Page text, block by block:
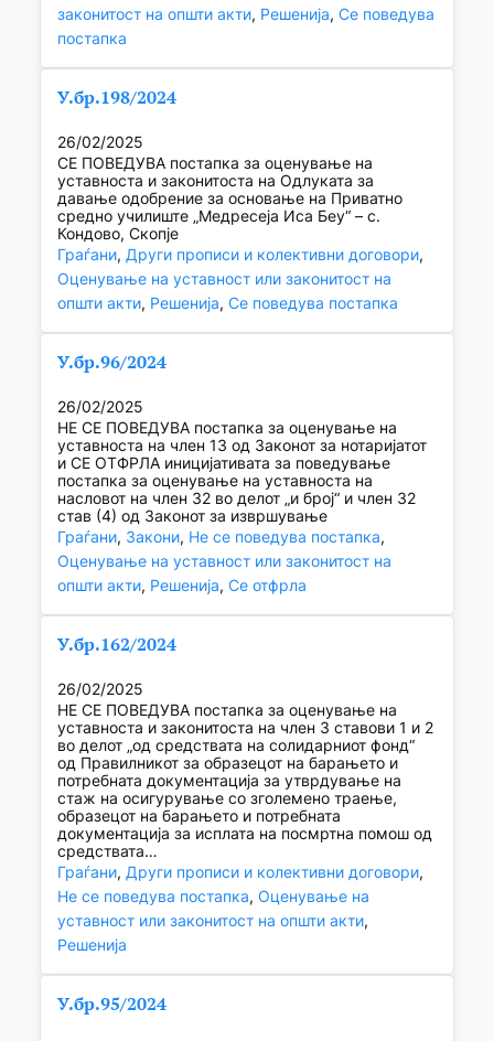
законитост на општи акти, Решенија, Се поведува
постапка
У.бр.198/2024
26/02/2025
СЕ ПОВЕДУВА постапка за оценување на
уставноста и законитоста на Одлуката за
давање одобрение за основање на Приватно
средно училиште „Медресеја Иса Беу“ – с.
Кондово, Скопје
Граѓани, Други прописи и колективни договори
Оценување на уставност или законитост на
општи акти, Решенија, Се поведува постапка
У.бр.96/2024
26/02/2025
НЕ СЕ ПОВЕДУВА постапка за оценување на
уставноста на член 13 од Законот за нотаријатот
и СЕ ОТФРЛА иницијативата за поведување
постапка за оценување на уставноста на
насловот на член 32 во делот „и број“ и член 32
став (4) од Законот за извршување
Граѓани, Закони, Не се поведува постапка
Оценување на уставност или законитост на
општи акти, Решенија, Се отфрла
У.бр.162/2024
26/02/2025
НЕ СЕ ПОВЕДУВА постапка за оценување на
уставноста и законитоста на член 3 ставови 1 и 2
во делот „од средствата на солидарниот фонд“
од Правилникот за образецот на барањeтo и
потребната документација за утврдување на
стаж на осигурување со зголемено траење,
образецот на барањето и потребната
документација за исплата на посмртна помош од
средствата…
Граѓани, Други прописи и колективни договори
Не се поведува постапка, Оценување на
уставност или законитост на општи акти
Решенија
У.бр.95/2024